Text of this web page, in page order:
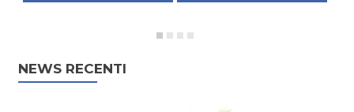
NEWS RECENTI